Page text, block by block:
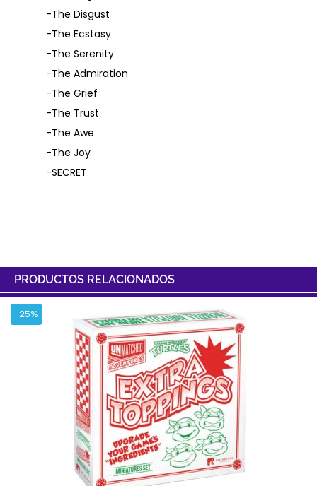
-The Disgust
-The Ecstasy
-The Serenity
-The Admiration
-The Grief
-The Trust
-The Awe
-The Joy
-SECRET
PRODUCTOS RELACIONADOS
-25%